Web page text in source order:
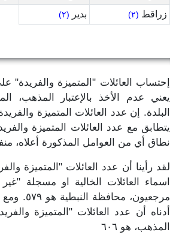
زراقط (٢) بدير (٢)
إحتساب العائلات "المتميزة والفريدة"
يعني عدم الأخذ بالإعتبار المذهب،
البلدة. إن عدد العائلات المتميزة
يتطابق مع عدد العائلات المتميزة
نطاق أي من العوامل المذكورة أعلاه،
لقد رأينا أن عدد العائلات "المتميزة
اسماء العائلات الخالية او مسجلة
مرجعيون،
أدناه أن عدد العائلات "المتميزة
المذهب، هو ٦٠٦